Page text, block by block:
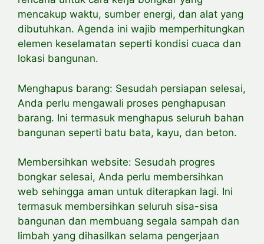
mencakup waktu, sumber energi, dan alat yang
dibutuhkan. Agenda ini wajib memperhitungkan
elemen keselamatan seperti kondisi cuaca dan
lokasi bangunan.
Menghapus barang: Sesudah persiapan selesai,
Anda perlu mengawali proses penghapusan
barang. Ini termasuk menghapus seluruh bahan
bangunan seperti batu bata, kayu, dan beton.
Membersihkan website: Sesudah progres
bongkar selesai, Anda perlu membersihkan
web sehingga aman untuk diterapkan lagi. Ini
termasuk membersihkan seluruh sisa-sisa
bangunan dan membuang segala sampah dan
limbah yang dihasilkan selama pengerjaan